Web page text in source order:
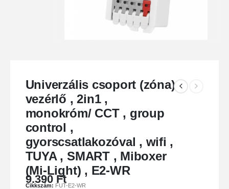
Univerzális csoport (zóna)
vezérlő , 2in1 ,
monokróm/ CCT , group
control ,
gyorscsatlakozóval , wifi ,
TUYA , SMART , Miboxer
(Mi-Light) , E2-WR
9.390Ft
Cikkszám: FUT-E2-WR